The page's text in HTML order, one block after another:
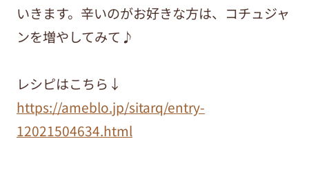
いきます。辛いのがお好きな方は、コチュジャ
ンを増やしてみて♪
レシピはこちら↓
https://ameblo.jp/sitarq/entry-
12021504634.html